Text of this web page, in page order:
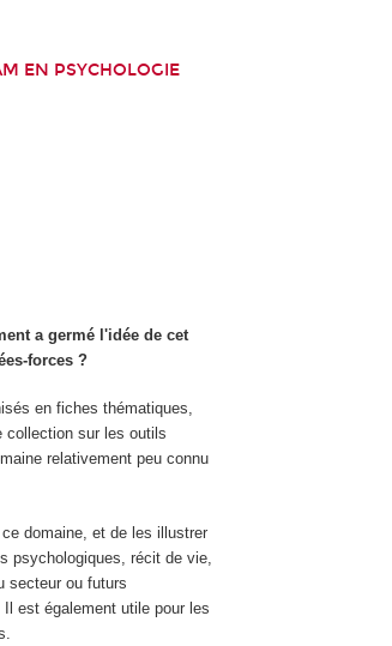
EN PSYCHOLOGIE
a germé l'idée de cet
forces ?
en fiches thématiques,
collection sur les outils
relativement peu connu
domaine, et de les illustrer
psychologiques, récit de vie,
secteur ou futurs
est également utile pour les